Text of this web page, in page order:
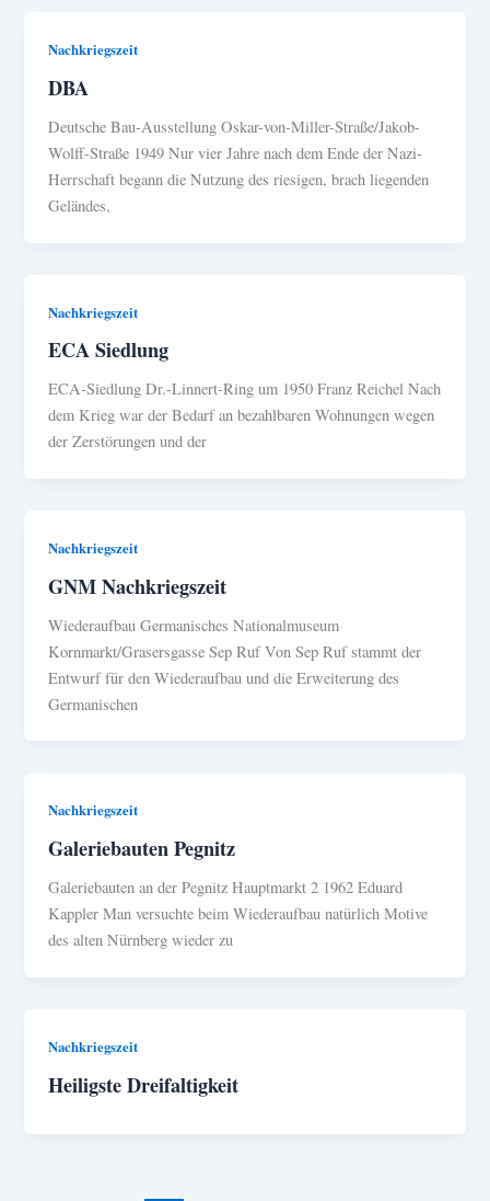
Nachkriegszeit
DBA
Deutsche Bau-Ausstellung Oskar-von-Miller-Straße/Jakob-
Wolff-Straße 1949 Nur vier Jahre nach dem Ende der Nazi-
Herrschaft begann die Nutzung des riesigen, brach liegenden
Geländes,
Nachkriegszeit
ECA Siedlung
ECA-Siedlung Dr.-Linnert-Ring um 1950 Franz Reichel Nach
dem Krieg war der Bedarf an bezahlbaren Wohnungen wegen
der Zerstörungen und der
Nachkriegszeit
GNM Nachkriegszeit
Wiederaufbau Germanisches Nationalmuseum
Kornmarkt/Grasersgasse Sep Ruf Von Sep Ruf stammt der
Entwurf für den Wiederaufbau und die Erweiterung des
Germanischen
Nachkriegszeit
Galeriebauten Pegnitz
Galeriebauten an der Pegnitz Hauptmarkt 2 1962 Eduard
Kappler Man versuchte beim Wiederaufbau natürlich Motive
des alten Nürnberg wieder zu
Nachkriegszeit
Heiligste Dreifaltigkeit